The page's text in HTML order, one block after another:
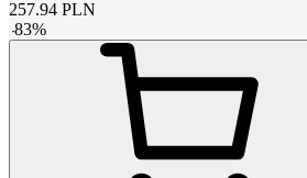
257.94 PLN
-83%